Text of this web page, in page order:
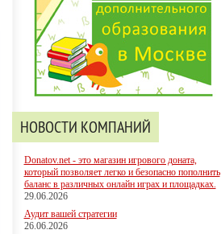
НОВОСТИ КОМПАНИЙ
Donatov.net - это магазин игрового доната,
который позволяет легко и безопасно пополнить
баланс в различных онлайн играх и площадках.
29.06.2026
Аудит вашей стратегии
26.06.2026